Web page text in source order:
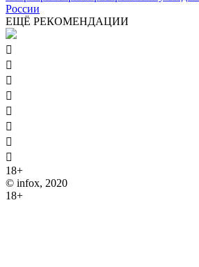
России
ЕЩЁ РЕКОМЕНДАЦИИ








18+
© infox, 2020
18+